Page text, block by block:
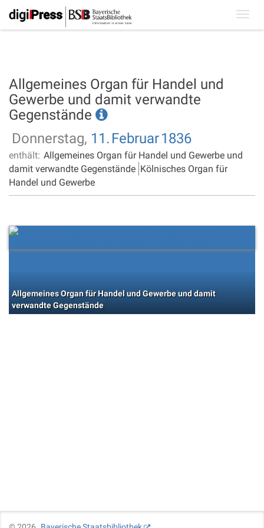
Allgemeines Organ für Handel und
Gewerbe und damit verwandte
Gegenstände
Donnerstag, 11. Februar1836
enthält: Allgemeines Organ für Handel und Gewerbe und
damit verwandte Gegenstände Kölnisches Organ für
Handel und Gewerbe
Allgemeines Organ für Handel und Gewerbe und damit
verwandte Gegenstände